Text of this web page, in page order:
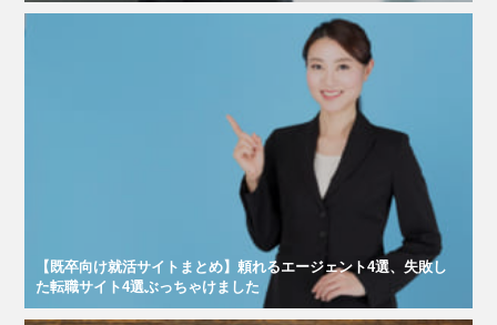
【既卒向け就活サイトまとめ】頼れるエージェント4選、失敗し
た転職サイト4選ぶっちゃけました